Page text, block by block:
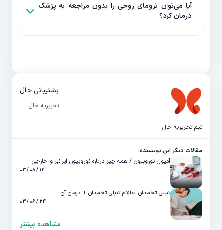
آیا می‌توان ترومای روحی را بدون مراجعه به پزشک
درمان کرد؟
پشتیبانی حال
تحریریه حال
تیم تحریریه حال
مقالات دیگر این نویسنده:
آمپول نوروبیون / همه چیز درباره نوروبیون ایرانی و خارجی
۱۲ / ۰۸ / ۰۳
تنبلی تخمدان: علائم تنبلی تخمدان + درمان آن
۲۴ / ۰۶ / ۰۳
مشاهده بیشتر